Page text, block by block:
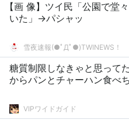
【画 像】ツイ民「公園で堂
いた」→パシャッ
雪夜速報(●ﾟДﾟ●)TWINEWS！
糖質制限しなきゃと思って
からパンとチャーハン食べ
VIPワイドガイド